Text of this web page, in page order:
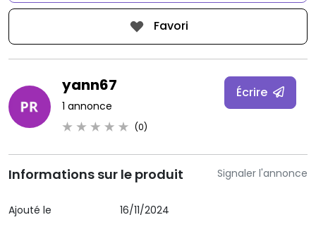
Favori
yann67
1 annonce
(0)
Écrire
Signaler l'annonce
Informations sur le produit
Ajouté le
16/11/2024